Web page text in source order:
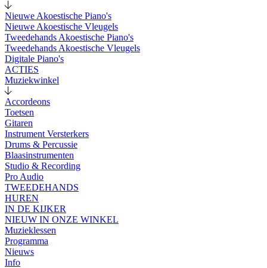
Nieuwe Akoestische Piano's
Nieuwe Akoestische Vleugels
Tweedehands Akoestische Piano's
Tweedehands Akoestische Vleugels
Digitale Piano's
ACTIES
Muziekwinkel
Accordeons
Toetsen
Gitaren
Instrument Versterkers
Drums & Percussie
Blaasinstrumenten
Studio & Recording
Pro Audio
TWEEDEHANDS
HUREN
IN DE KIJKER
NIEUW IN ONZE WINKEL
Muzieklessen
Programma
Nieuws
Info